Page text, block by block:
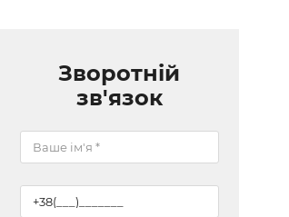
Зворотній
зв'язок